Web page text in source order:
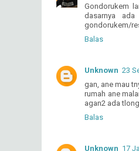
Gondorukem
dasarnya
gondorukem/
Balas
Unknown 23
gan, ane mau
rumah ane
agan2 ada
Balas
Unknown 17